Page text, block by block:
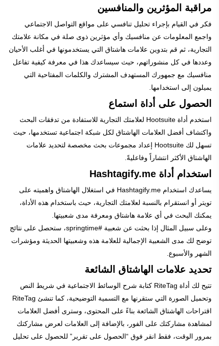
مراقبة المؤثرين والمنافسين
فكر في القيام بإجراء تحليل تنافسي على مواقع التواصل الاجتماعي
واجمع المعلومات عن منافسيك وأي مؤثرين ذوى صلة في مكانة علامتك
التجارية، ثم قم بتدوين علامات هاشتاق التي يستخدمونها في أغلب الأحيان
وعددها في كل منشوراتهم، حيث سيساعدك هذا في معرفة كيفية تفاعل
منافسيك مع جمهورك المستهدف المشترك والكلمات المفتاحية التي
يميلون إلى استخدامها.
الحصول على أداة استماع
استخدم أداة Hootsuite لعلامتك التجارية للاستفادة من تدفقات البحث
واكتشاف أفضل العلامات الهاشتاق لكل شبكة اجتماعية تستخدمها، حيث
تسهل لك Hootsuite إعداد مجموعات بحث مخصصة لتحديد علامات
الهاشتاق الأكثر انتشاراً وفاعليةً.
استخدام أداة Hashtagify.me
يساعدك استخدام Hashtagify.me في استغلال الهاشتاق واهميته على
تويتر أو انستقرام بالنسبة لعلامتك التجارية، حيث باستخدام هذه الأداة،
يمكنك البحث في أي علامة هاشتاق ومعرفة مدى شعبيتها.
وعلى سبيل المثال إذا بحثت عن شعبية #springtime، ستحصل على نتائج
توضح لك مدى الشعبية الإجمالية للعلامة هذه وشعبيتها الحديثة ومؤشرات
الشهر والأسبوع.
تحديد علامات الهاشتاق الشائعة
تتيح لك أداة RiteTag كتابة شرح الوسائط الاجتماعية في شريط النص
وتحميل الصورة التي ستقرنها مع التسمية التوضيحية، كما تنشئ RiteTag
اقتراحات الهاشتاق الشائعة بناءً على المحتوى، وسترى أفضل العلامات
لمشاهدة مشاركتك على الفور، بالإضافة إلى العلامات لعرض مشاركتك
بمرور الوقت، فقط انقر فوق “الحصول على تقرير” للحصول على تحليل